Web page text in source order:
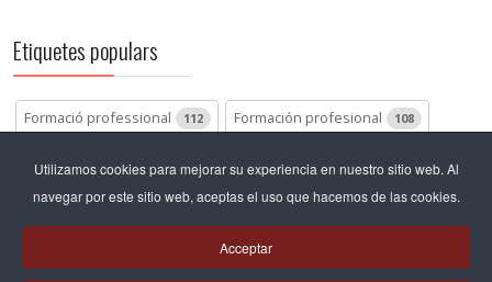
Utilizamos cookies para mejorar su experiencia en nuestro sitio web. Al
navegar por este sitio web, aceptas el uso que hacemos de las cookies.
Acceptar
Etiquetes populars
Formació professional 112 Formación profesional 108
Batxillerat Bachillerato Pastoral
Bachillerato internacional 46